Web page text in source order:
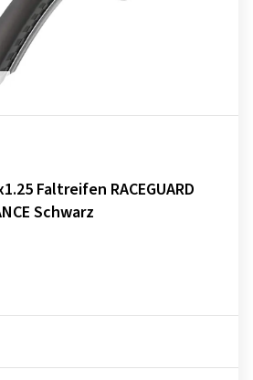
Faltreifen RACEGUARD
Schwarz